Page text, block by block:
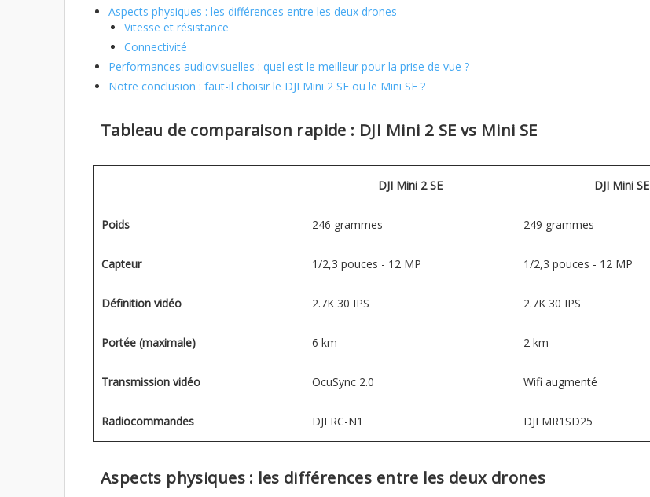
Aspects physiques : les différences entre les deux drones
Vitesse et résistance
Connectivité
Performances audiovisuelles : quel est le meilleur pour la prise de vue ?
Notre conclusion : faut-il choisir le DJI Mini 2 SE ou le Mini SE ?
Tableau de comparaison rapide : DJI Mini 2 SE vs Mini SE
DJI Mini 2 SE DJI Mini SE
Poids 246 grammes 249 grammes
Capteur 1/2,3 pouces - 12 MP 1/2,3 pouces - 12 MP
Définition vidéo 2.7K 30 IPS 2.7K 30 IPS
Portée (maximale) 6 km 2 km
Transmission vidéo OcuSync 2.0 Wifi augmenté
Radiocommandes DJI RC-N1 DJI MR1SD25
Aspects physiques : les différences entre les deux drones